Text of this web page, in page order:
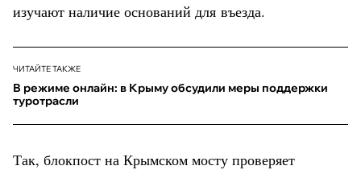
изучают наличие оснований для въезда.
ЧИТАЙТЕ ТАКЖЕ
В режиме онлайн: в Крыму обсудили меры поддержки
туротрасли
Так, блокпост на Крымском мосту проверяет